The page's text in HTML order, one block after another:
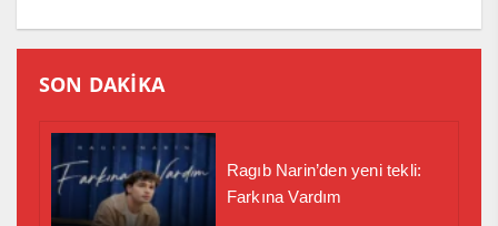
SON DAKİKA
Ragıb Narin’den yeni tekli:
Farkına Vardım